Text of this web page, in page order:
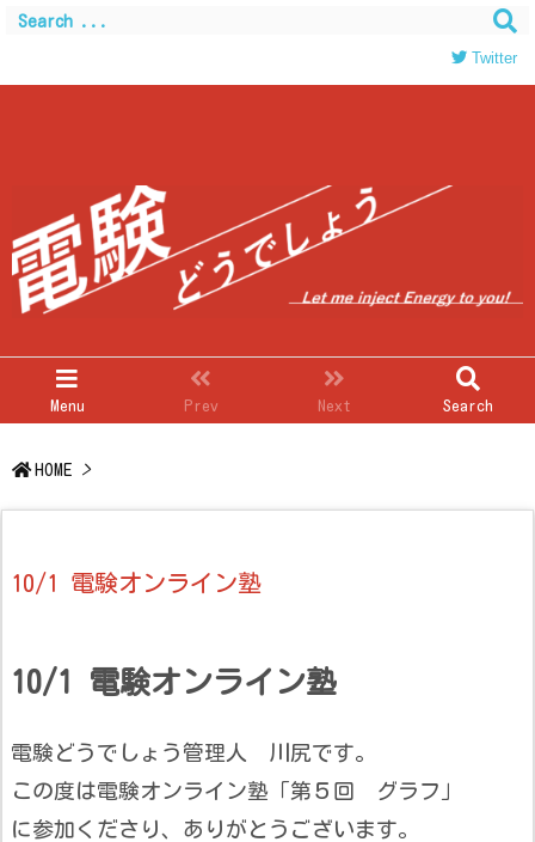
Warning: Trying to access array offset on value of type
/home/c0403866/public_html/kwglab.com/wp-
on line120
Menu Prev Next Search
Twitter
HOME >
10/1 電験オンライン塾
10/1 電験オンライン塾
電験どうでしょう管理人 川尻です。
この度は電験オンライン塾「第５回 グラフ」
に参加くださり、ありがとうございます。